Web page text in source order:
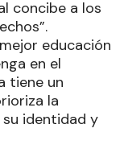
concibe a los
educación
en el
tiene un
la
identidad y